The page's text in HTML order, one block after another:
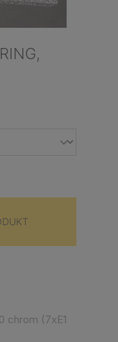
chrom (7xE1